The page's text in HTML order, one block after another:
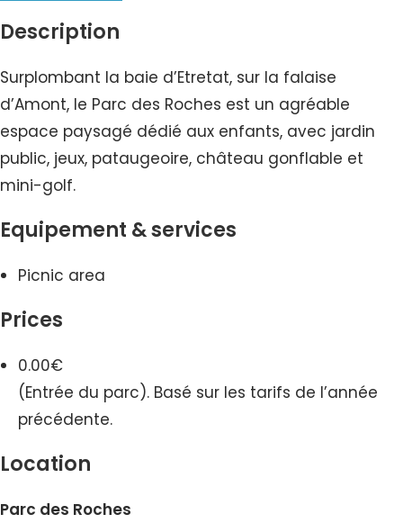
Description
Surplombant la baie d’Etretat, sur la falaise
d’Amont, le Parc des Roches est un agréable
espace paysagé dédié aux enfants, avec jardin
public, jeux, pataugeoire, château gonflable et
mini-golf.
Equipement & services
Picnic area
Prices
0.00€
(Entrée du parc). Basé sur les tarifs de l’année
précédente.
Location
Parc des Roches